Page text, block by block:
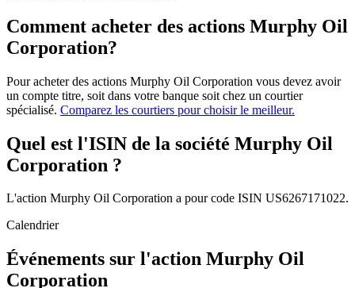
Comment acheter des actions Murphy Oil
Corporation?
Pour acheter des actions Murphy Oil Corporation vous devez avoir
un compte titre, soit dans votre banque soit chez un courtier
spécialisé. Comparez les courtiers pour choisir le meilleur.
Quel est l'ISIN de la société Murphy Oil
Corporation ?
L'action Murphy Oil Corporation a pour code ISIN US6267171022.
Calendrier
Événements sur l'action Murphy Oil
Corporation